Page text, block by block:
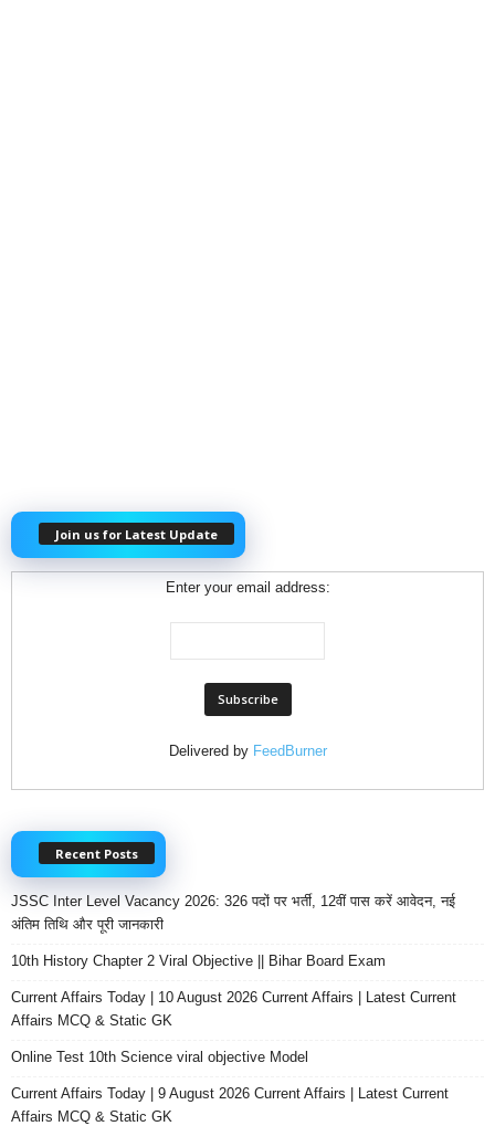
Join us for Latest Update
Enter your email address:
Delivered by FeedBurner
Recent Posts
JSSC Inter Level Vacancy 2026: 326 पदों पर भर्ती, 12वीं पास करें आवेदन, नई
अंतिम तिथि और पूरी जानकारी
10th History Chapter 2 Viral Objective || Bihar Board Exam
Current Affairs Today | 10 August 2026 Current Affairs | Latest Current
Affairs MCQ & Static GK
Online Test 10th Science viral objective Model
Current Affairs Today | 9 August 2026 Current Affairs | Latest Current
Affairs MCQ & Static GK